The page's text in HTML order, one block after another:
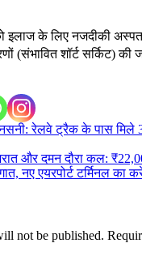
इलाज के लिए नजदीकी
(संभावित शॉर्ट सर्किट) की
रेलवे ट्रैक के पास
और दमन दौरा कल:
नए एयरपोर्ट टर्मिनल का
not be published.